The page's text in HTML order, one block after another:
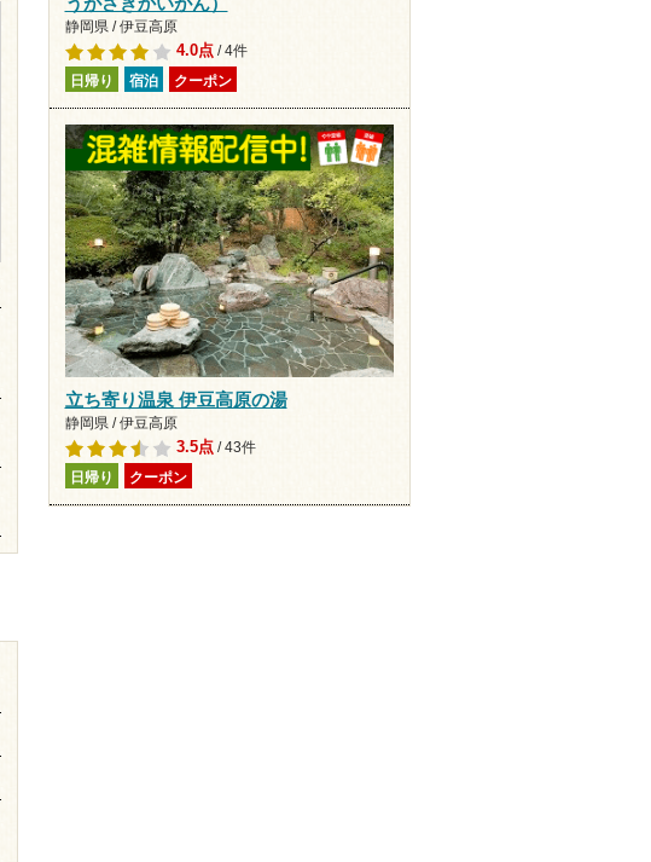
うがさきかいがん）
静岡県 / 伊豆高原
4.0点/ 4件
日帰り 宿泊 クーポン
立ち寄り温泉 伊豆高原の湯
静岡県 / 伊豆高原
3.5点/ 43件
日帰り クーポン